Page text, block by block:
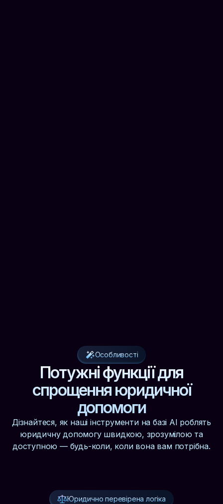
Особливості
Потужні функції для
спрощення юридичної
допомоги
Дізнайтеся, як наші інструменти на базі АІ роблять
юридичну допомогу швидкою, зрозумілою та
доступною — будь-коли, коли вона вам потрібна.
Юридично перевірена логіка